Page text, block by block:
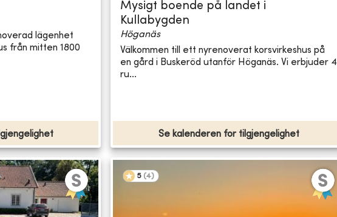
lägenhet
från mitten 1800
Mysigt boende på landet i
Kullabygden
Höganäs
Välkommen till ett nyrenoverat korsvirkeshus på
en gård i Buskeröd utanför Höganäs. Vi erbjuder 4
ru...
Se kalenderen for tilgjengelighet
5 (4)